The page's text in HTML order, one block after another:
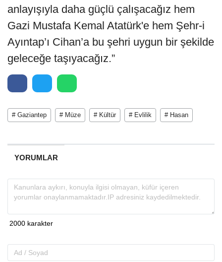
anlayışıyla daha güçlü çalışacağız hem
Gazi Mustafa Kemal Atatürk'e hem Şehr-i
Ayıntap’ı Cihan’a bu şehri uygun bir şekilde
geleceğe taşıyacağız.”
# Gaziantep # Müze # Kültür # Evlilik # Hasan
YORUMLAR